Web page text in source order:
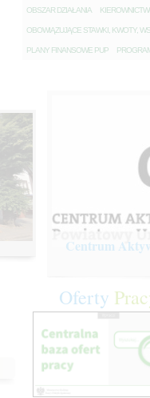
OBSZAR DZIAŁANIA K
OBOWIĄZUJĄCE STAWKI, KWOTY,
PLANY FINANSOWE PUP P
Centrum
Oferty